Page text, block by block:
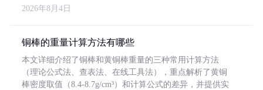
2026年8月4日
铜棒的重量计算方法有哪些
本文详细介绍了铜棒和黄铜棒重量的三种常用计算方法
（理论公式法、查表法、在线工具法），重点解析了黄铜
棒密度取值（8.4-8.7g/cm³）和计算公式的差异，并提供实